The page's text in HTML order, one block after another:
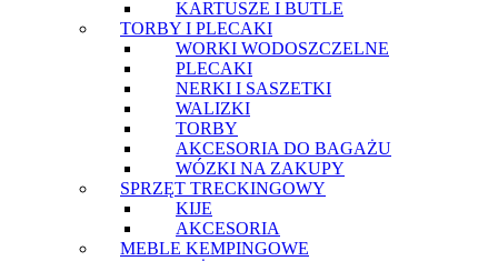
KARTUSZE I BUTLE
TORBY I PLECAKI
WORKI WODOSZCZELNE
PLECAKI
NERKI I SASZETKI
WALIZKI
TORBY
AKCESORIA DO BAGAŻU
WÓZKI NA ZAKUPY
SPRZĘT TRECKINGOWY
KIJE
AKCESORIA
MEBLE KEMPINGOWE